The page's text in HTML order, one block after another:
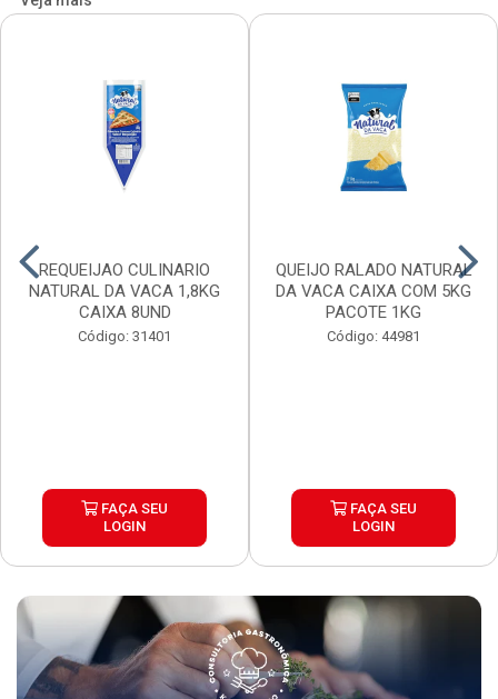
REQUEIJAO CULINARIO
NATURAL DA VACA 1,8KG
CAIXA 8UND
Código: 31401
FAÇA SEU
LOGIN
QUEIJO RALADO NATURAL
DA VACA CAIXA COM 5KG
PACOTE 1KG
Código: 44981
FAÇA SEU
LOGIN